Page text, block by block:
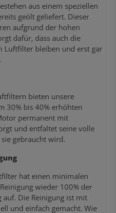
aus einem speziellen
geölt geliefert. Dieser
aufgrund der hohen
dafür, dass auch die
Luftfilter bleiben und erst gar
bieten unsere
30% bis 40% erhöhten
permanent mit
und entfaltet seine volle
gebraucht wird.
hat einen minimalen
wieder 100% der
Die Reinigung ist mit
und einfach gemacht. Wie